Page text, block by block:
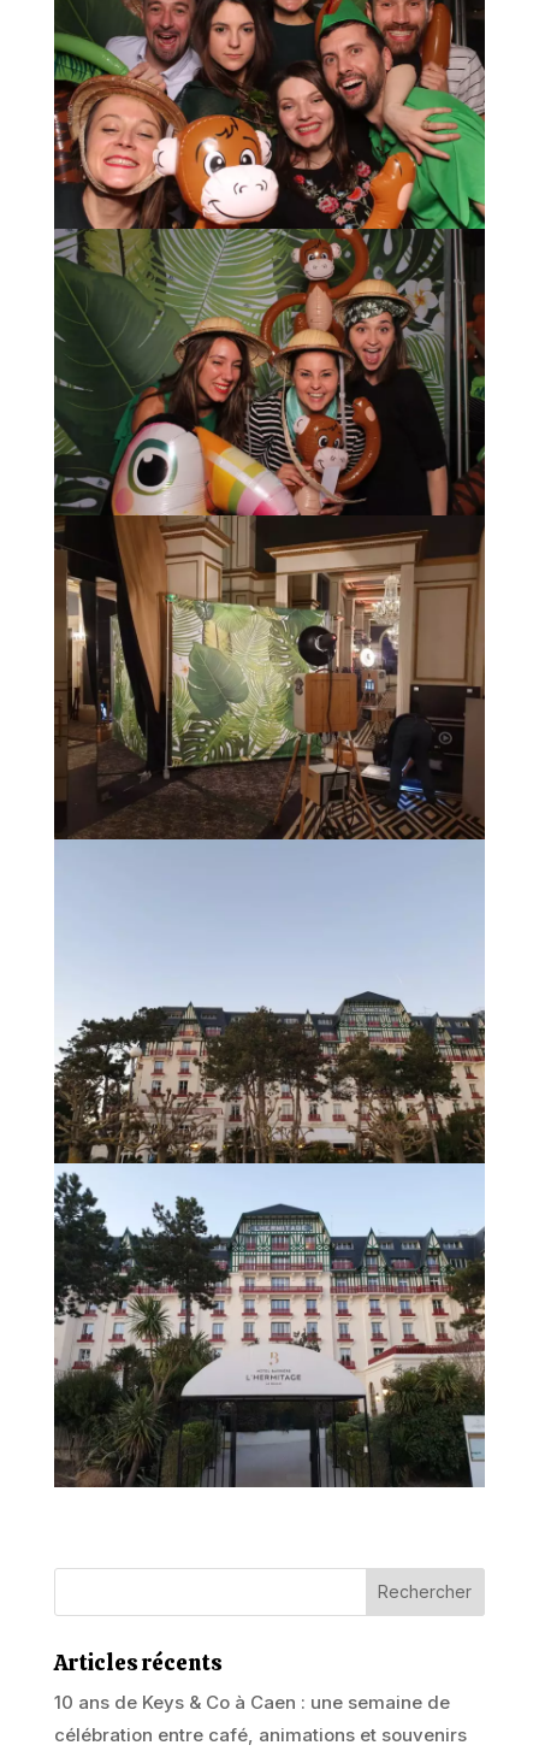
Articles récents
10 ans de Keys & Co à Caen : une semaine de
célébration entre café, animations et souvenirs